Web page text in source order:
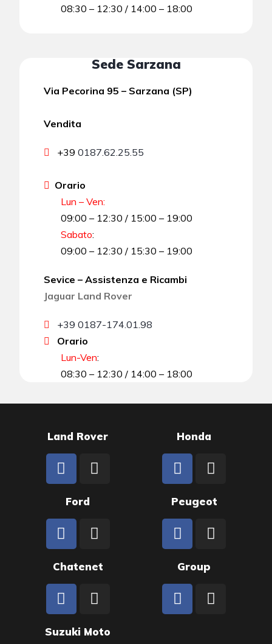
08:30 – 12:30 / 14:00 – 18:00
Sede Sarzana
Via Pecorina 95 – Sarzana (SP)
Vendita
+390187.62.25.55
Orario
Lun – Ven:
09:00 – 12:30 / 15:00 – 19:00
Sabato:
09:00 – 12:30 / 15:30 – 19:00
Sevice – Assistenza e Ricambi
Jaguar Land Rover
+39 0187-174.01.98
Orario
Lun-Ven:
08:30 – 12:30 / 14:00 – 18:00
Land Rover Honda
Ford Peugeot
Chatenet Group
Suzuki Moto